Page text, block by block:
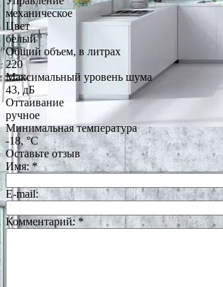
механическое
Цвет
белый
Общий объем, в литрах
220
Максимальный уровень шума
43, дБ
Оттаивание
ручное
Минимальная температура
-18, °С
Оставьте отзыв
Имя:*
E-mail:
Комментарий:*